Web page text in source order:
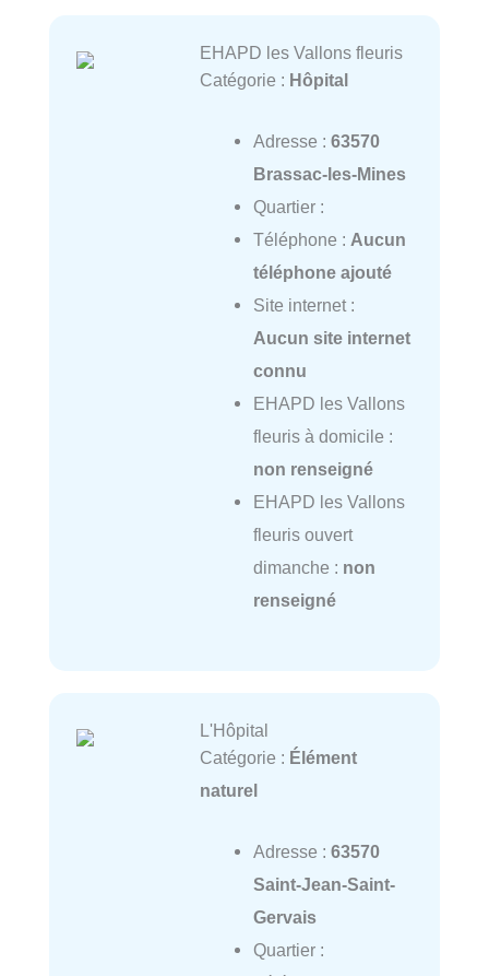
EHAPD les Vallons fleuris
Catégorie : Hôpital
Adresse : 63570
Brassac-les-Mines
Quartier :
Téléphone : Aucun
téléphone ajouté
Site internet :
Aucun site internet
connu
EHAPD les Vallons
fleuris à domicile :
non renseigné
EHAPD les Vallons
fleuris ouvert
dimanche : non
renseigné
L'Hôpital
Catégorie : Élément
naturel
Adresse : 63570
Saint-Jean-Saint-
Gervais
Quartier :